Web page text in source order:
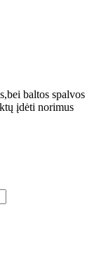
baltos spalvos
įdėti norimus